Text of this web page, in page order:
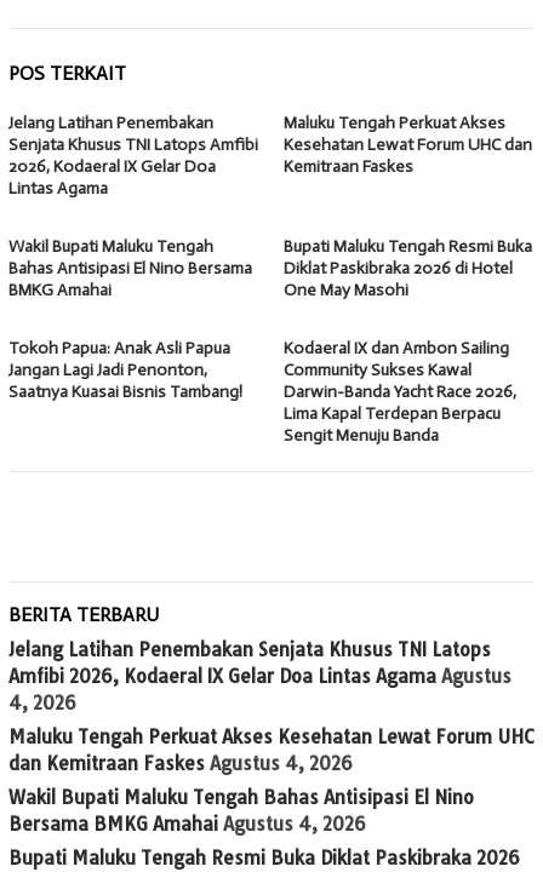
POS TERKAIT
Jelang Latihan Penembakan
Senjata Khusus TNI Latops Amfibi
2026, Kodaeral IX Gelar Doa
Lintas Agama
Maluku Tengah Perkuat Akses
Kesehatan Lewat Forum UHC dan
Kemitraan Faskes
Wakil Bupati Maluku Tengah
Bahas Antisipasi El Nino Bersama
BMKG Amahai
Bupati Maluku Tengah Resmi Buka
Diklat Paskibraka 2026 di Hotel
One May Masohi
Tokoh Papua: Anak Asli Papua
Jangan Lagi Jadi Penonton,
Saatnya Kuasai Bisnis Tambang!
Kodaeral IX dan Ambon Sailing
Community Sukses Kawal
Darwin-Banda Yacht Race 2026,
Lima Kapal Terdepan Berpacu
Sengit Menuju Banda
BERITA TERBARU
Jelang Latihan Penembakan Senjata Khusus TNI Latops
Amfibi 2026, Kodaeral IX Gelar Doa Lintas Agama Agustus
4, 2026
Maluku Tengah Perkuat Akses Kesehatan Lewat Forum UHC
dan Kemitraan Faskes Agustus 4, 2026
Wakil Bupati Maluku Tengah Bahas Antisipasi El Nino
Bersama BMKG Amahai Agustus 4, 2026
Bupati Maluku Tengah Resmi Buka Diklat Paskibraka 2026